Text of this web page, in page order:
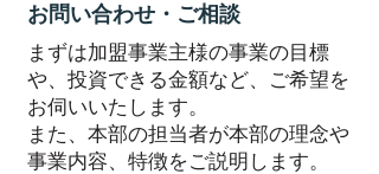
お問い合わせ・ご相談
まずは加盟事業主様の事業の目標
や、投資できる金額など、ご希望を
お伺いいたします。
また、本部の担当者が本部の理念や
事業内容、特徴をご説明します。